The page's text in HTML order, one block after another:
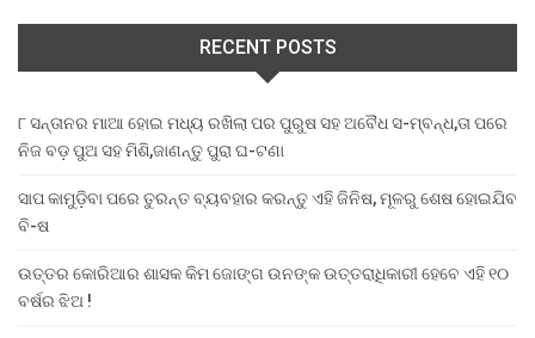
RECENT POSTS
୮ ସନ୍ତାନର ମାଆ ହୋଇ ମଧ୍ୟ ରଖିଲା ପର ପୁରୁଷ ସହ ଅବୈଧ ସ-ମ୍ବନ୍ଧ,ତା ପରେ
ନିଜ ବଡ଼ ପୁଅ ସହ ମିଶି,ଜାଣନ୍ତୁ ପୁରା ଘ-ଟଣା
ସାପ କାମୁଡ଼ିବା ପରେ ତୁରନ୍ତ ବ୍ୟବହାର କରନ୍ତୁ ଏହି ଜିନିଷ, ମୂଳରୁ ଶେଷ ହୋଇଯିବ
ବି-ଷ
ଉତ୍ତର କୋରିଆର ଶାସକ କିମ ଜୋଙ୍ଗ ଉନଙ୍କ ଉତ୍ତରାଧିକାରୀ ହେବେ ଏହି ୧୦
ବର୍ଷର ଝିଅ !